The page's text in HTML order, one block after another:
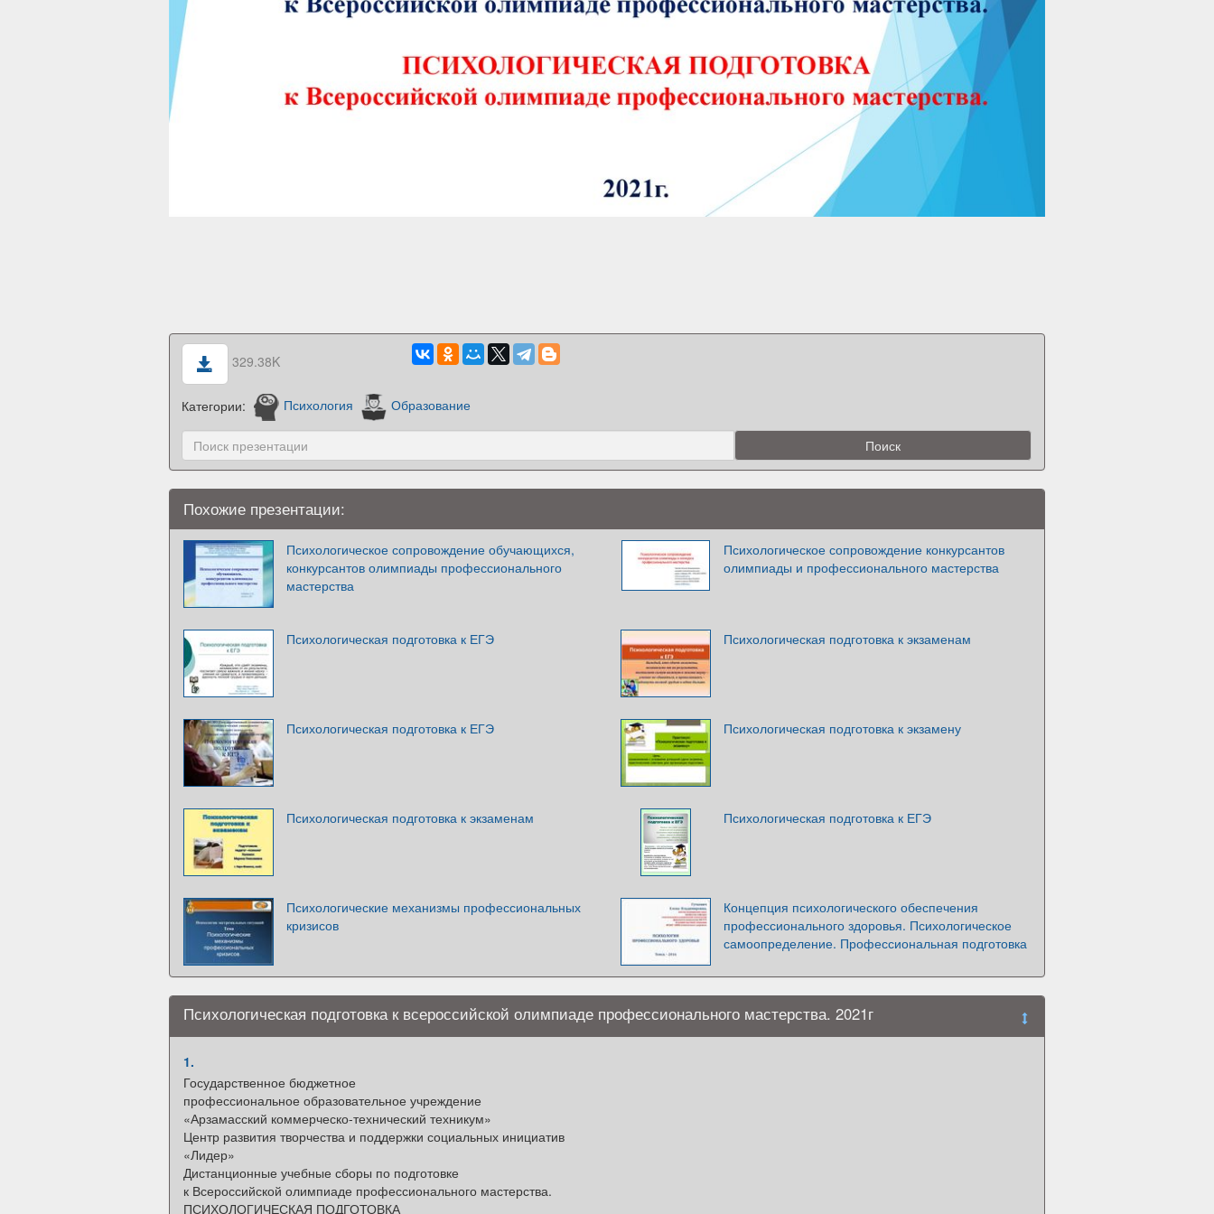
329.38K
Категории: Психология Образование
Похожие презентации:
Психологическое сопровождение обучающихся,
конкурсантов олимпиады профессионального
мастерства
Психологическое сопровождение конкурсантов
олимпиады и профессионального мастерства
Психологическая подготовка к ЕГЭ Психологическая подготовка к экзаменам
Психологическая подготовка к ЕГЭ Психологическая подготовка к экзамену
Психологическая подготовка к экзаменам Психологическая подготовка к ЕГЭ
Психологические механизмы профессиональных
кризисов
Концепция психологического обеспечения
профессионального здоровья. Психологическое
самоопределение. Профессиональная подготовка
Психологическая подготовка к всероссийской олимпиаде профессионального мастерства. 2021г
1.
Государственное бюджетное
профессиональное образовательное учреждение
«Арзамасский коммерческо-технический техникум»
Центр развития творчества и поддержки социальных инициатив
«Лидер»
Дистанционные учебные сборы по подготовке
к Всероссийской олимпиаде профессионального мастерства.
ПСИХОЛОГИЧЕСКАЯ ПОДГОТОВКА